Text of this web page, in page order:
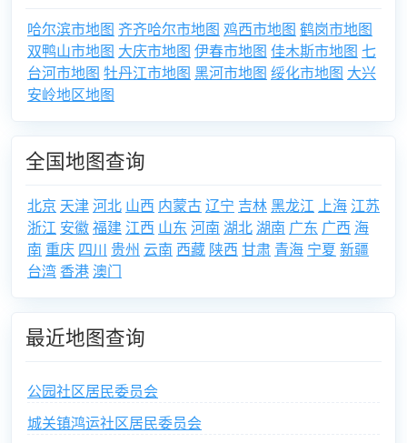
哈尔滨市地图 齐齐哈尔市地图 鸡西市地图 鹤岗市地图
双鸭山市地图 大庆市地图 伊春市地图 佳木斯市地图 七
台河市地图 牡丹江市地图 黑河市地图 绥化市地图 大兴
安岭地区地图
全国地图查询
北京 天津河北 山西 内蒙古辽宁 吉林黑龙江 上海 江苏
浙江 安徽福建 江西 山东 河南 湖北湖南 广东 广西 海
南 重庆 四川 贵州 云南 西藏 陕西 甘肃 青海 宁夏 新疆
台湾 香港 澳门
最近地图查询
公园社区居民委员会
城关镇鸿运社区居民委员会